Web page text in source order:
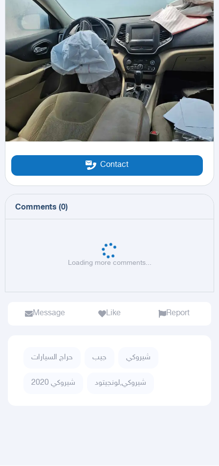
Contact
Comments (0)
Loading more comments...
Message Like Report
حراج السيارات جيب شيروكي
شيروكي 2020 شيروكي,لونجيتود